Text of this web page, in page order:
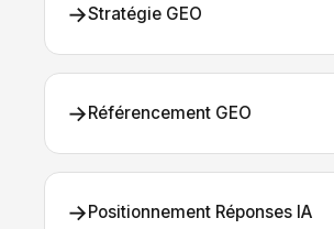
→Stratégie GEO
→Référencement GEO
→Positionnement Réponses IA